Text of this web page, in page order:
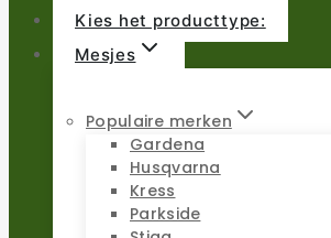
Kies het producttype:
Mesjes
Populaire merken
Gardena
Husqvarna
Kress
Parkside